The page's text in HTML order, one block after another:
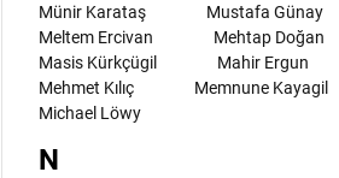
Münir Karataş
Mustafa Günay
Meltem Ercivan
Mehtap Doğan
Masis Kürkçügil
Mahir Ergun
Mehmet Kılıç
Memnune Kayagil
Michael Löwy
N